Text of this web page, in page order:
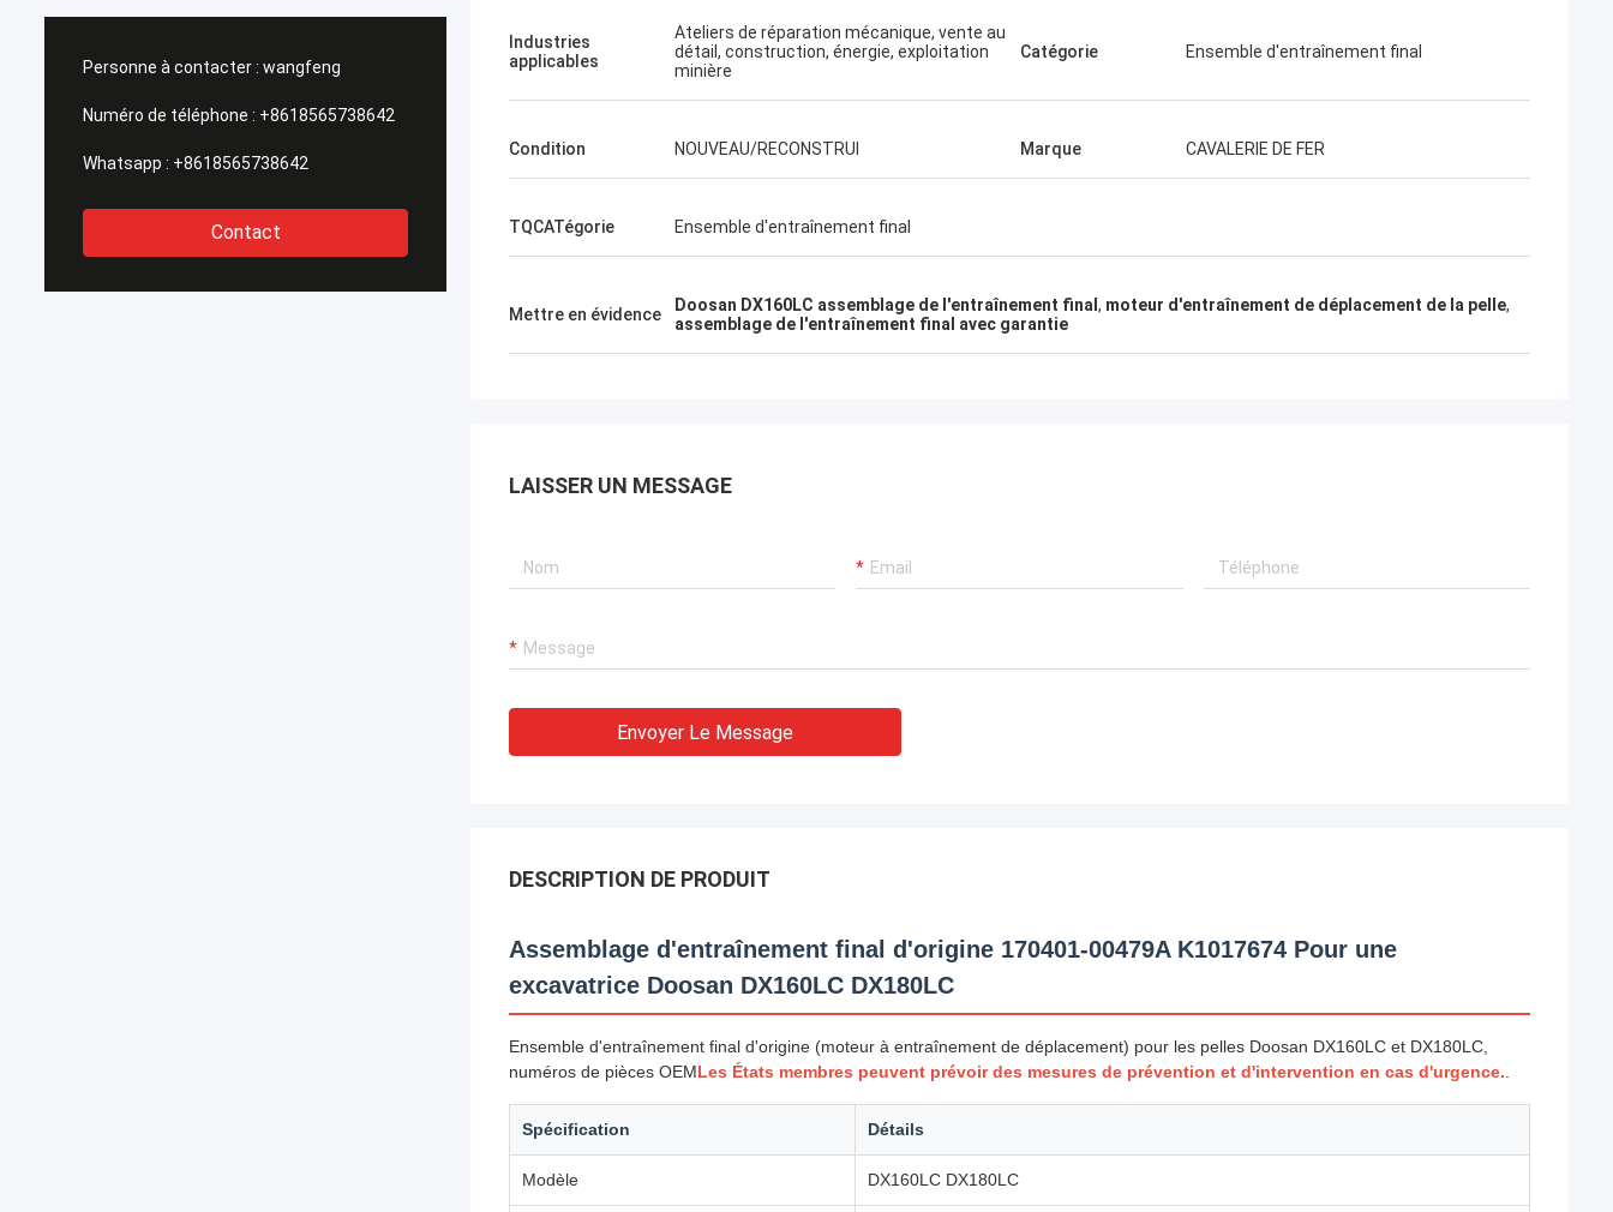
Personne à contacter : wangfeng
Numéro de téléphone : +8618565738642
Whatsapp : +8618565738642
Contact
Industries
applicables
Ateliers de réparation mécanique, vente au
détail, construction, énergie, exploitation
minière
Catégorie Ensemble d'entraînement final
Condition NOUVEAU/RECONSTRUI Marque CAVALERIE DE FER
TQCATégorie Ensemble d'entraînement final
Mettre en évidence Doosan DX160LC assemblage de l'entraînement final , moteur d'entraînement de déplacement de la pelle,
assemblage de l'entraînement final avec garantie
LAISSER UN MESSAGE
Envoyer Le Message
DESCRIPTION DE PRODUIT
Assemblage d'entraînement final d'origine 170401-00479A K1017674 Pour une
excavatrice Doosan DX160LC DX180LC
Ensemble d'entraînement final d'origine (moteur à entraînement de déplacement) pour les pelles Doosan DX160LC et DX180LC,
numéros de pièces OEMLes États membres peuvent prévoir des mesures de prévention et d'intervention en cas d'urgence.
Spécification Détails
Modèle DX160LC DX180LC